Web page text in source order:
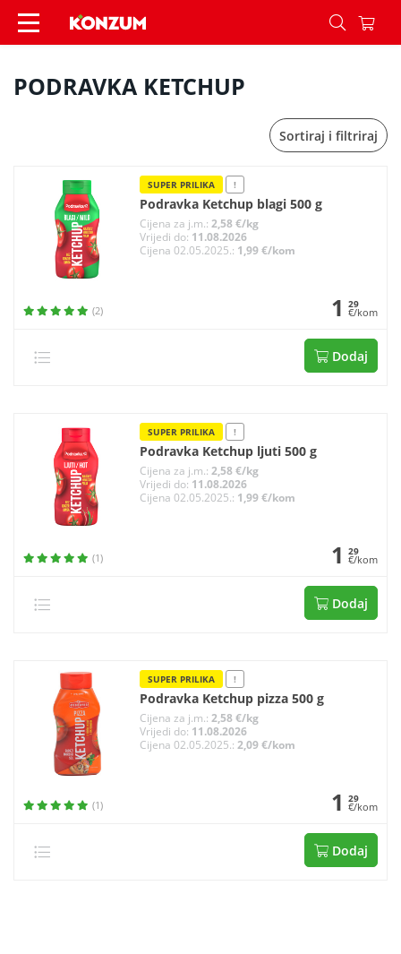
PODRAVKA KETCHUP - Konzum
PODRAVKA KETCHUP
Sortiraj i filtriraj
SUPER PRILIKA !
Podravka Ketchup blagi 500 g
Cijena za j.m.: 2,58 €/kg
Vrijedi do: 11.08.2026
Cijena 02.05.2025.: 1,99 €/kom
(2) 1 29
€/kom
Dodaj
SUPER PRILIKA !
Podravka Ketchup ljuti 500 g
Cijena za j.m.: 2,58 €/kg
Vrijedi do: 11.08.2026
Cijena 02.05.2025.: 1,99 €/kom
(1) 1 29
€/kom
Dodaj
SUPER PRILIKA !
Podravka Ketchup pizza 500 g
Cijena za j.m.: 2,58 €/kg
Vrijedi do: 11.08.2026
Cijena 02.05.2025.: 2,09 €/kom
(1) 1 29
€/kom
Dodaj